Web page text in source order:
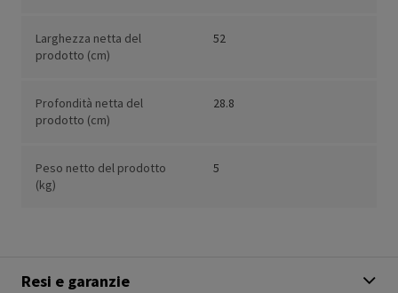
Larghezza netta del
prodotto (cm)
52
Profondità netta del
prodotto (cm)
28.8
Peso netto del prodotto
(kg)
5
Resi e garanzie